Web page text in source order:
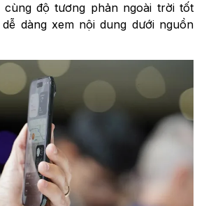
độ tương phản ngoài trời tốt
dàng xem nội dung dưới nguồn